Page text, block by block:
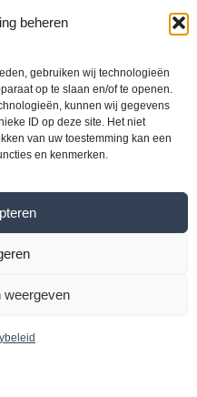
beheren
gebruiken wij technologieën
op te slaan en/of te openen.
kunnen wij gegevens
ID op deze site. Het niet
van uw toestemming kan een
en kenmerken.
weergeven
ons